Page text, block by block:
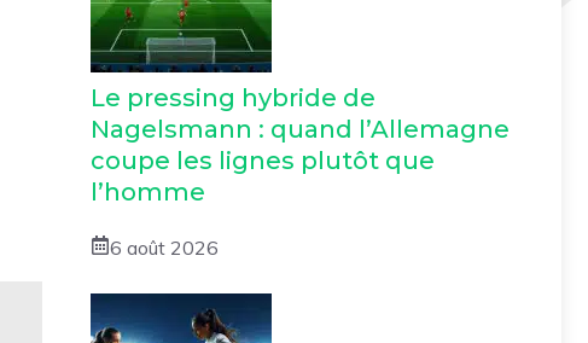
Le pressing hybride de
Nagelsmann : quand l’Allemagne
coupe les lignes plutôt que
l’homme
6 août 2026